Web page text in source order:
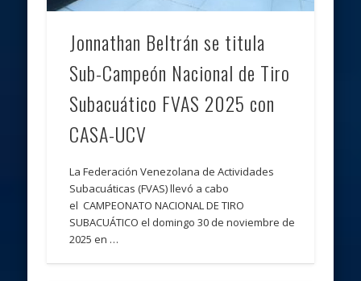
Jonnathan Beltrán se titula
Sub-Campeón Nacional de Tiro
Subacuático FVAS 2025 con
CASA-UCV
La Federación Venezolana de Actividades
Subacuáticas (FVAS) llevó a cabo
el CAMPEONATO NACIONAL DE TIRO
SUBACUÁTICO el domingo 30 de noviembre de
2025 en …